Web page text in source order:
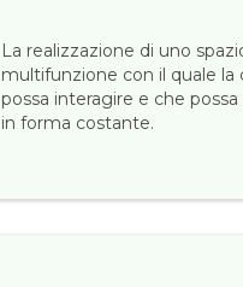
La realizzazione di uno
multifunzione con il quale la
possa interagire e che
in forma costante.